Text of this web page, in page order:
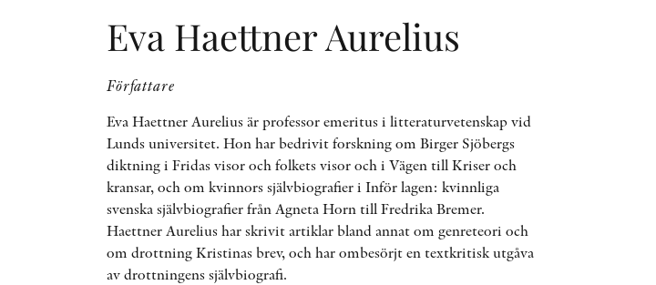
Eva Haettner Aurelius
Författare
Eva Haettner Aurelius är professor emeritus i litteraturvetenskap vid
Lunds universitet. Hon har bedrivit forskning om Birger Sjöbergs
diktning i Fridas visor och folkets visor och i Vägen till Kriser och
kransar, och om kvinnors självbiografier i Inför lagen: kvinnliga
svenska självbiografier från Agneta Horn till Fredrika Bremer.
Haettner Aurelius har skrivit artiklar bland annat om genreteori och
om drottning Kristinas brev, och har ombesörjt en textkritisk utgåva
av drottningens självbiografi.